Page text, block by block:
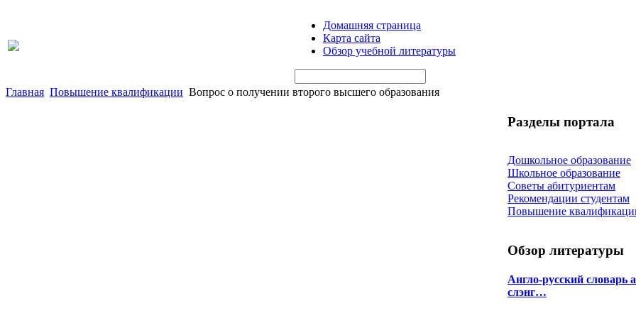
Домашняя страница
Карта сайта
Обзор учебной литературы
Главная Повышение квалификации Вопрос о получении второго высшего образования
Разделы портала
Дошкольное образование
Школьное образование
Советы абитуриентам
Рекомендации студентам
Повышение
Обзор литературы
Англо-русский словарь
слэнг…